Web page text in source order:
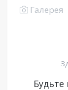
Галерея